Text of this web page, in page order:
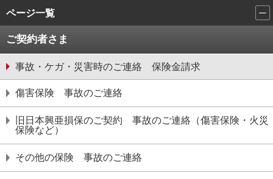
ページ一覧
ご契約者さま
事故・ケガ・災害時のご連絡 保険金請求
傷害保険 事故のご連絡
旧日本興亜損保のご契約 事故のご連絡（傷害保険・火災
保険など）
その他の保険 事故のご連絡